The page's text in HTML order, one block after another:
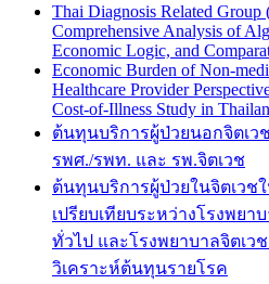
Thai Diagnosis Related Group
Comprehensive Analysis of
Economic Logic, and
Economic Burden of Non-
Healthcare Provider
Cost-of-Illness Study in
ต้นทุนบริการผู้ป่วยนอกจิตเว
รพศ./รพท. และ รพ.จิตเวช
ต้นทุนบริการผู้ป่วยในจิตเวช
เปรียบเทียบระหว่างโรงพย
ทั่วไป และโรงพยาบาลจิตเว
วิเคราะห์ต้นทุนรายโรค